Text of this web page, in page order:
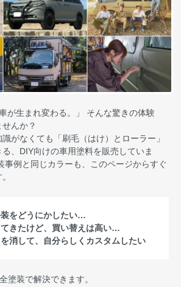
が生まれ変わる。」 そんな驚きの体験
んか？
がなくても「刷毛（はけ）とローラー」
、DIY向けの車用塗料を販売していま
事例と同じカラーも、このページからすぐ
装をどうにかしたい…
てきたけど、買い替えは高い…
を消して、自分らしくカスタムしたい
塗装で解決できます。